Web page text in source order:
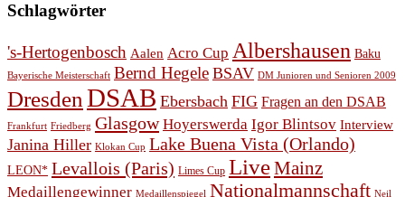
Schlagwörter
's-Hertogenbosch Aalen Acro Cup Albershausen Baku
Bayerische Meisterschaft Bernd Hegele BSAV DM Junioren und Senioren 2009
Dresden DSAB Ebersbach FIG Fragen an den DSAB
Frankfurt Friedberg Glasgow Hoyerswerda Igor Blintsov Interview
Janina Hiller Klokan Cup Lake Buena Vista (Orlando)
LEON* Levallois (Paris) Limes Cup LiveMainz
Medaillengewinner Medaillenspiegel Nationalmannschaft Neil